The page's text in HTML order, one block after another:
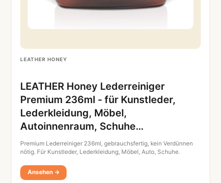
LEATHER HONEY
LEATHER Honey Lederreiniger
Premium 236ml - für Kunstleder,
Lederkleidung, Möbel,
Autoinnenraum, Schuhe…
Premium Lederreiniger 236ml, gebrauchsfertig, kein Verdünnen
nötig. Für Kunstleder, Lederkleidung, Möbel, Auto, Schuhe.
Ansehen →